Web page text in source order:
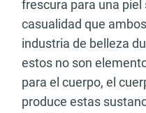
frescura para una
casualidad que
industria de belleza
estos no son
para el cuerpo, el
produce estas